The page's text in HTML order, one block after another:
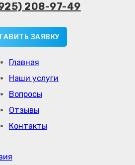
Главная
Наши услуги
Вопросы
Отзывы
Контакты
208-97-49
ЗАЯВКУ